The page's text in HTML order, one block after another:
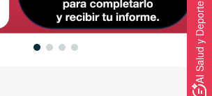
AI Salud y Deporte
AI Salud y Deporte